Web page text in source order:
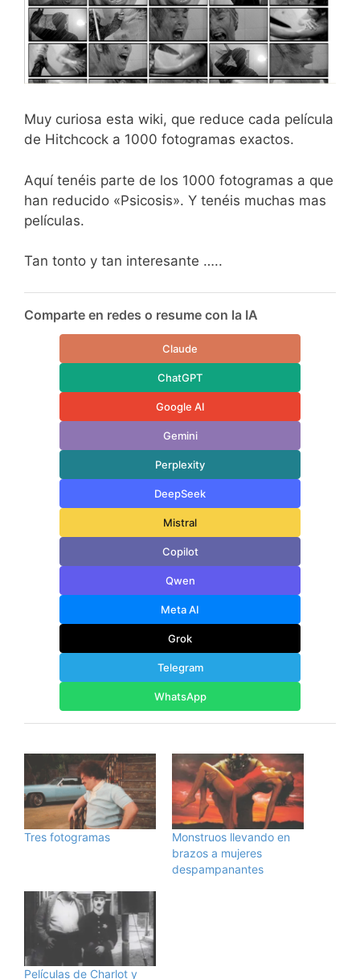
Muy curiosa esta wiki, que reduce cada película
de Hitchcock a 1000 fotogramas exactos.
Aquí tenéis parte de los 1000 fotogramas a que
han reducido «Psicosis». Y tenéis muchas mas
películas.
Tan tonto y tan interesante …..
Comparte en redes o resume con la IA
Claude
ChatGPT
Google AI
Gemini
Perplexity
DeepSeek
Mistral
Copilot
Qwen
Meta AI
Grok
Telegram
WhatsApp
Tres fotogramas
Monstruos llevando en
brazos a mujeres
despampanantes
Películas de Charlot y